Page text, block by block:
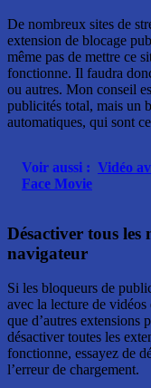
De nombreux sites de
extension de blocage
même pas de mettre ce
fonctionne. Il faudra
ou autres. Mon conseil
publicités total, mais un
automatiques, qui sont
Voir aussi : Vidéo
Face Movie
Désactiver tous les
navigateur
Si les bloqueurs de
avec la lecture de
que d’autres extensions
désactiver toutes les
fonctionne, essayez de
l’erreur de chargement.